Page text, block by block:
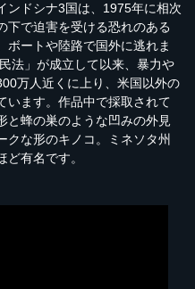
ンドシナ3国は、1975年に相次
下で迫害を受ける恐れのある
ボートや陸路で国外に逃れま
法」が成立して以来、暴力や
万人近くに上り、米国以外の
います。作品中で採取されて
と蜂の巣のような凹みの外見
クな形のキノコ。ミネソタ州
有名です。